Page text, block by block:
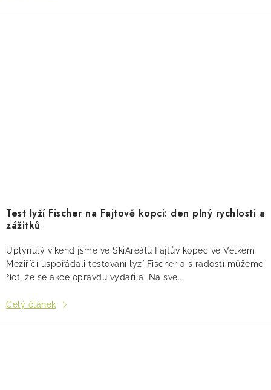
Test lyží Fischer na Fajtově kopci: den plný rychlosti a
zážitků
Uplynulý víkend jsme ve SkiAreálu Fajtův kopec ve Velkém
Meziříčí uspořádali testování lyží Fischer a s radostí můžeme
říct, že se akce opravdu vydařila. Na své...
Celý článek